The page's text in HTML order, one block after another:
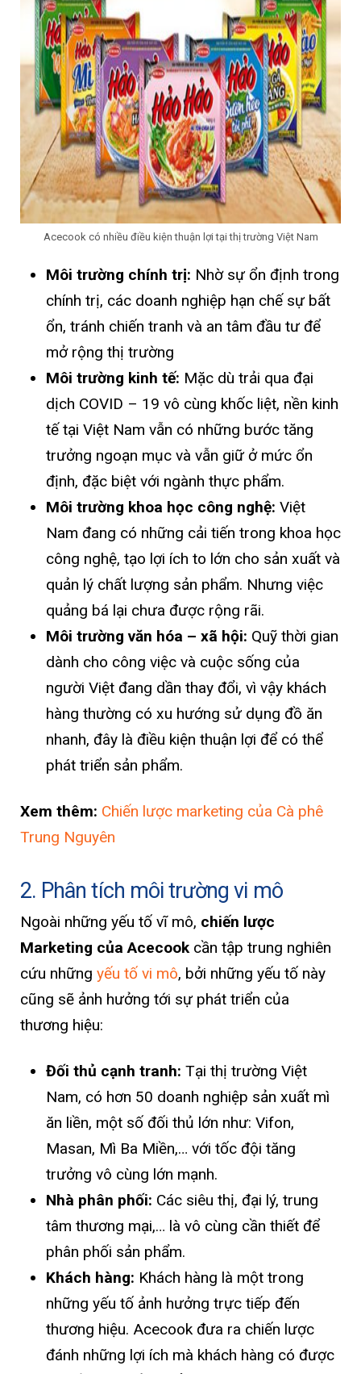
Acecook có nhiều điều kiện thuận lợi tại thị trường Việt Nam
Môi trường chính trị: Nhờ sự ổn định trong
chính trị, các doanh nghiệp hạn chế sự bất
ổn, tránh chiến tranh và an tâm đầu tư để
mở rộng thị trường
Môi trường kinh tế: Mặc dù trải qua đại
dịch COVID – 19 vô cùng khốc liệt, nền kinh
tế tại Việt Nam vẫn có những bước tăng
trưởng ngoạn mục và vẫn giữ ở mức ổn
định, đặc biệt với ngành thực phẩm.
Môi trường khoa học công nghệ: Việt
Nam đang có những cải tiến trong khoa học
công nghệ, tạo lợi ích to lớn cho sản xuất và
quản lý chất lượng sản phẩm. Nhưng việc
quảng bá lại chưa được rộng rãi.
Môi trường văn hóa – xã hội: Quỹ thời gian
dành cho công việc và cuộc sống của
người Việt đang dần thay đổi, vì vậy khách
hàng thường có xu hướng sử dụng đồ ăn
nhanh, đây là điều kiện thuận lợi để có thể
phát triển sản phẩm.
Xem thêm: Chiến lược marketing của Cà phê
Trung Nguyên
2. Phân tích môi trường vi mô
Ngoài những yếu tố vĩ mô, chiến lược
Marketing của Acecookcần tập trung nghiên
cứu những yếu tố vi mô, bởi những yếu tố này
cũng sẽ ảnh hưởng tới sự phát triển của
thương hiệu:
Đối thủ cạnh tranh: Tại thị trường Việt
Nam, có hơn 50 doanh nghiệp sản xuất mì
ăn liền, một số đối thủ lớn như: Vifon,
Masan, Mì Ba Miền,… với tốc đội tăng
trưởng vô cùng lớn mạnh.
Nhà phân phối: Các siêu thị, đại lý, trung
tâm thương mại,… là vô cùng cần thiết để
phân phối sản phẩm.
Khách hàng: Khách hàng là một trong
những yếu tố ảnh hưởng trực tiếp đến
thương hiệu. Acecook đưa ra chiến lược
đánh những lợi ích mà khách hàng có được